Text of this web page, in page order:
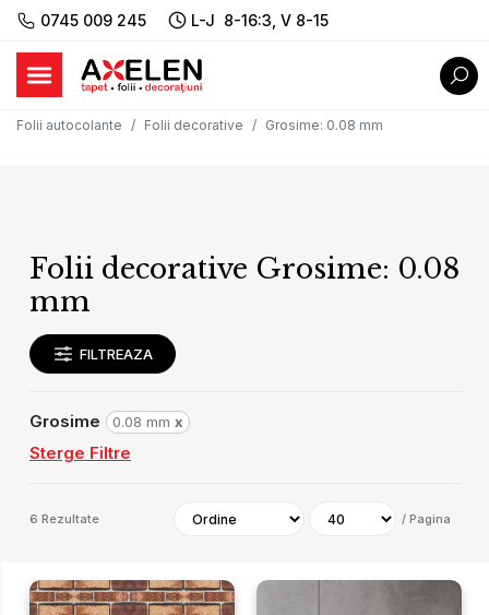
0745 009 245 L-J 8-16:3, V 8-15
Folii autocolante Folii decorative Grosime: 0.08 mm
Folii decorative Grosime: 0.08
mm
FILTREAZA
Grosime 0.08 mm x
Sterge Filtre
6 Rezultate / Pagina